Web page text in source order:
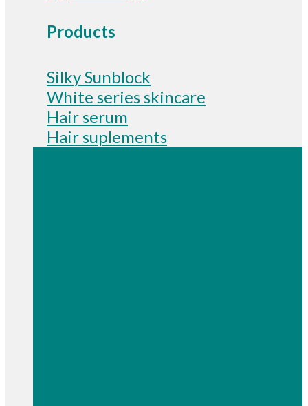
Products
Silky Sunblock
White series skincare
Hair serum
Hair suplements